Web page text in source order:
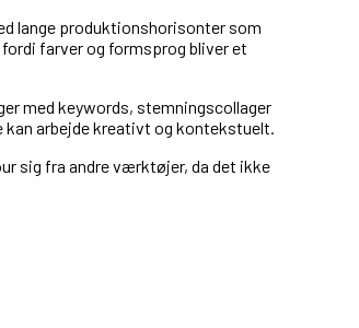
lange produktionshorisonter som
farver og formsprog bliver et
med keywords, stemningscollager
kan arbejde kreativt og kontekstuelt.
sig fra andre værktøjer, da det ikke